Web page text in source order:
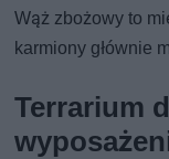
Wąż zbożowy to
karmiony głównie
Terrarium